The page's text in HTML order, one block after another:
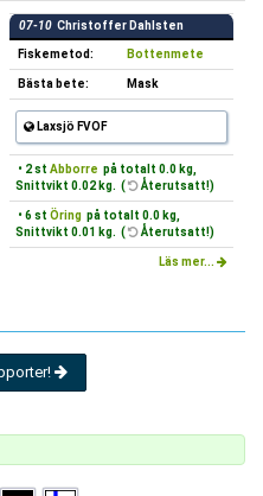
07-10 Christoffer Dahlsten
Fiskemetod: Bottenmete
Bästa bete: Mask
Laxsjö FVOF
• 2 st Abborre på totalt 0.0 kg,
Snittvikt 0.02 kg. (
Återutsatt!)
• 6 st Öring på totalt 0.0 kg,
Snittvikt 0.01 kg. (
Återutsatt!)
Läs mer...